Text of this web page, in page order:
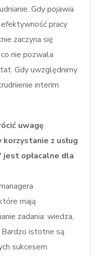
Gdy pojawia
pracy
zaczyna się
nie pozwala
Gdy uwzględnimy
interim
uwagę
korzystanie z usług
jest opłacalne dla
mają
zadania: wiedza,
istotne są
sukcesem